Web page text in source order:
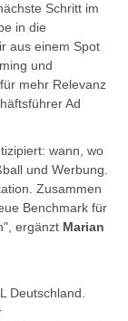
Schritt im
in die
aus einem Spot
und
mehr Relevanz
Ad
wann, wo
und Werbung.
Zusammen
Benchmark für
ergänzt Marian
Deutschland.